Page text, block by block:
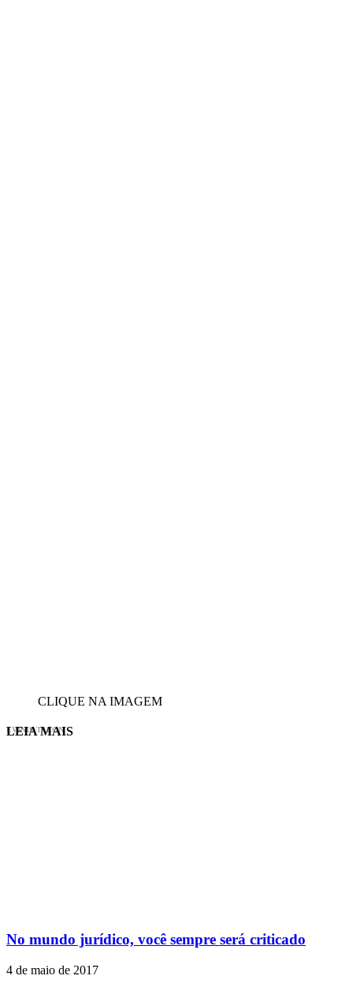
CLIQUE NA IMAGEM
EVINIS TALON
LEIA MAIS
No mundo jurídico, você sempre será criticado
4 de maio de 2017